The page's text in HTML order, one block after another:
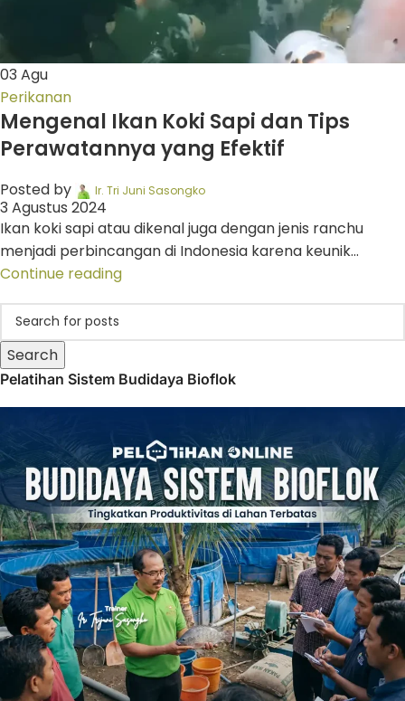
03 Agu
Perikanan
Mengenal Ikan Koki Sapi dan Tips
Perawatannya yang Efektif
Posted by Ir. Tri Juni Sasongko
3 Agustus 2024
Ikan koki sapi atau dikenal juga dengan jenis ranchu
menjadi perbincangan di Indonesia karena keunik...
Continue reading
Search
Pelatihan Sistem Budidaya Bioflok